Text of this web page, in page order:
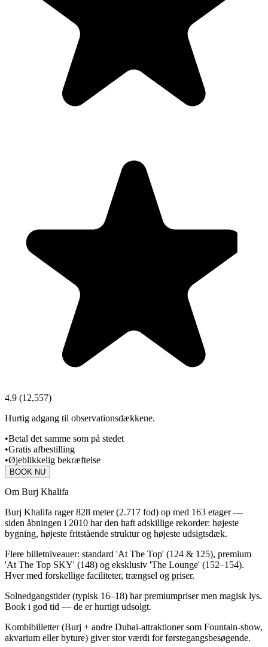
4.9 (12,557)
Hurtig adgang til observationsdækkene.
•Betal det samme som på stedet
•Gratis afbestilling
•Øjeblikkelig bekræftelse
BOOK NU
Om Burj Khalifa
Burj Khalifa rager 828 meter (2.717 fod) op med 163 etager —
siden åbningen i 2010 har den haft adskillige rekorder: højeste
bygning, højeste fritstående struktur og højeste udsigtsdæk.
Flere billetniveauer: standard 'At The Top' (124 & 125), premium
'At The Top SKY' (148) og eksklusiv 'The Lounge' (152–154).
Hver med forskellige faciliteter, trængsel og priser.
Solnedgangstider (typisk 16–18) har premiumpriser men magisk lys.
Book i god tid — de er hurtigt udsolgt.
Kombibilletter (Burj + andre Dubai-attraktioner som Fountain-show,
akvarium eller byture) giver stor værdi for førstegangsbesøgende.